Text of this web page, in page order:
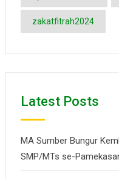
zakatfitrah2024
Latest Posts
MA Sumber Bungur
SMP/MTs se-